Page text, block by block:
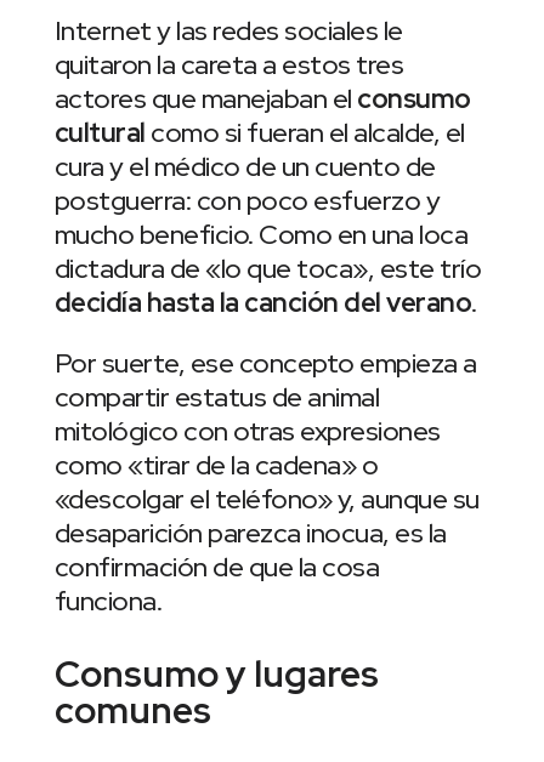
Internet y las redes sociales le
quitaron la careta a estos tres
actores que manejaban el consumo
cultural como si fueran el alcalde, el
cura y el médico de un cuento de
postguerra: con poco esfuerzo y
mucho beneficio. Como en una loca
dictadura de «lo que toca», este trío
decidía hasta la canción del verano.
Por suerte, ese concepto empieza a
compartir estatus de animal
mitológico con otras expresiones
como «tirar de la cadena» o
«descolgar el teléfono» y, aunque su
desaparición parezca inocua, es la
confirmación de que la cosa
funciona.
Consumo y lugares
comunes